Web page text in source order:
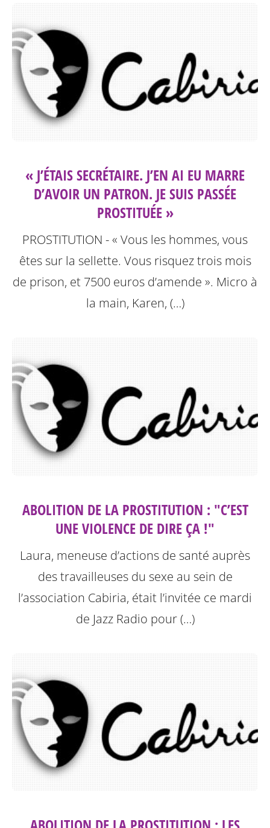
« J’ÉTAIS SECRÉTAIRE. J’EN AI EU MARRE
D’AVOIR UN PATRON. JE SUIS PASSÉE
PROSTITUÉE »
PROSTITUTION - « Vous les hommes, vous
êtes sur la sellette. Vous risquez trois mois
de prison, et 7500 euros d’amende ». Micro à
la main, Karen, (…)
ABOLITION DE LA PROSTITUTION : "C’EST
UNE VIOLENCE DE DIRE ÇA !"
Laura, meneuse d’actions de santé auprès
des travailleuses du sexe au sein de
l’association Cabiria, était l’invitée ce mardi
de Jazz Radio pour (…)